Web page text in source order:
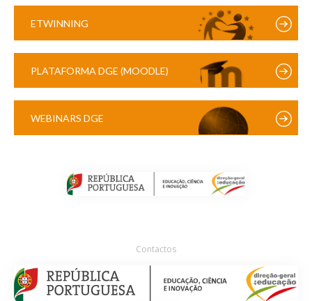
ETWINNING
PLATAFORMA DGE (MOODLE)
WEBINARS DGE
Contactos